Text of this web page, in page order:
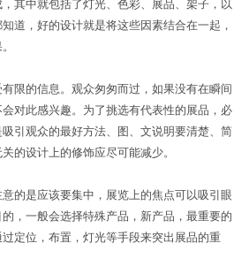
中就包括了灯光、色彩、展品、架子，以
道，好的设计就是将这些因素结合在一起，
的信息。观众匆匆而过，如果没有在瞬间
对此感兴趣。为了挑选有代表性的展品，必
引观众的最好方法、图、文说明要清楚、简
的设计上的修饰应尽可能减少。
是应该要集中，展览上的焦点可以吸引眼
，一般会选择特殊产品，新产品，最重要的
定位，布置，灯光等手段来突出展品的重